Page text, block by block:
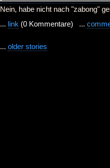
Nein, habe nicht nach "zabong"
... link (0 Kommentare) ...
... older stories